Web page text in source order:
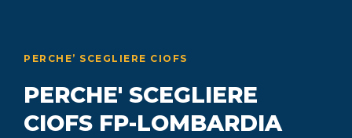
PERCHE’ SCEGLIERE CIOFS
PERCHE' SCEGLIERE
CIOFS FP-LOMBARDIA